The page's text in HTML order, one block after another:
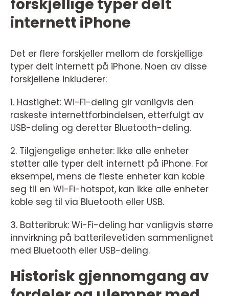
forskjellige typer delt
internett iPhone
Det er flere forskjeller mellom de forskjellige
typer delt internett på iPhone. Noen av disse
forskjellene inkluderer:
1. Hastighet: Wi-Fi-deling gir vanligvis den
raskeste internettforbindelsen, etterfulgt av
USB-deling og deretter Bluetooth-deling.
2. Tilgjengelige enheter: Ikke alle enheter
støtter alle typer delt internett på iPhone. For
eksempel, mens de fleste enheter kan koble
seg til en Wi-Fi-hotspot, kan ikke alle enheter
koble seg til via Bluetooth eller USB.
3. Batteribruk: Wi-Fi-deling har vanligvis større
innvirkning på batterilevetiden sammenlignet
med Bluetooth eller USB-deling.
Historisk gjennomgang av